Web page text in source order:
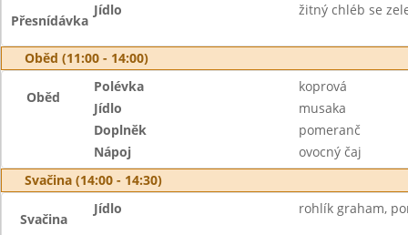
Přesnídávka
Jídlo žitný chléb se
Oběd (11:00 - 14:00)
Oběd
Polévka
koprová
Jídlo
musaka
Doplněk
pomeranč
Nápoj
ovocný čaj
Svačina (14:00 - 14:30)
Svačina
Jídlo rohlík graham,